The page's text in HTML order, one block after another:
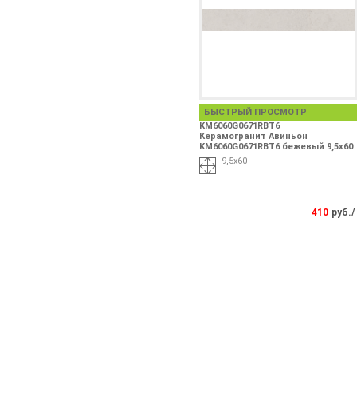
БЫСТРЫЙ ПРОСМОТР
KM6060G0671RBT6
Керамогранит Авиньон
KM6060G0671RBT6 бежевый 9,5х60
9,5х60
410 руб./